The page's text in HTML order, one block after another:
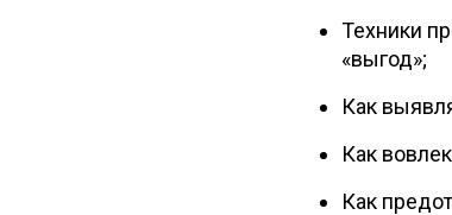
Техники
«выгод»;
Как
Как
Как